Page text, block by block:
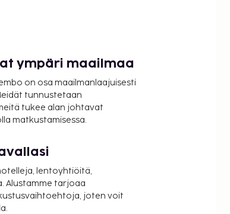
ympäri maailmaa
on osa maailmanlaajuisesti
tunnustetaan
tukee alan johtavat
matkustamisessa.
lentoyhtiöitä,
Alustamme tarjoaa
joten voit